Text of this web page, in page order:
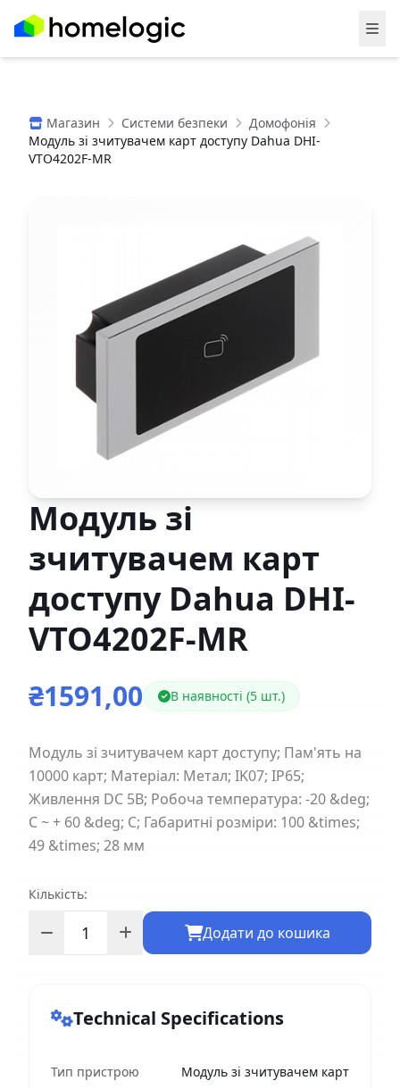
Магазин Системи безпеки
Домофонія
Модуль зі зчитувачем карт доступу Dahua DHI-
VTO4202F-MR
Модуль зі
зчитувачем карт
доступу Dahua DHI-
VTO4202F-MR
₴1591,00 В наявності (5 шт.)
Модуль зі зчитувачем карт доступу; Пам'ять на
10000 карт; Матеріал: Метал; IK07; IP65;
Живлення DC 5В; Робоча температура: -20 &deg;
C ~ + 60 &deg; C; Габаритні розміри: 100 &times;
49 &times; 28 мм
Кількість:
Додати до кошика
Technical Specifications
Тип пристрою Модуль зі зчитувачем карт